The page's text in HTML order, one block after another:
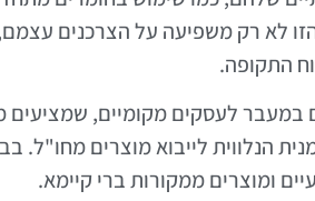
לא רק משפיעה על הצרכנים
התקופה.
לעסקים מקומיים, שמציעים
לייבוא מוצרים מחו"ל.
ומוצרים ממקורות ברי קיימא.